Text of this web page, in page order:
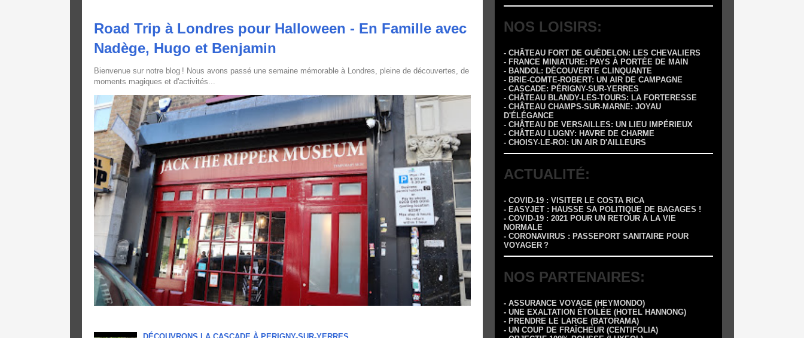
Road Trip à Londres pour Halloween - En Famille avec
Nadège, Hugo et Benjamin
Bienvenue sur notre blog ! Nous avons passé une semaine mémorable à Londres, pleine de découvertes, de
moments magiques et d'activités...
NOS LOISIRS:
- CHÂTEAU FORT DE GUÉDELON: LES CHEVALIERS
- FRANCE MINIATURE: PAYS À PORTÉE DE MAIN
- BANDOL: DÉCOUVERTE CLINQUANTE
- BRIE-COMTE-ROBERT: UN AIR DE CAMPAGNE
- CASCADE: PÉRIGNY-SUR-YERRES
- CHÂTEAU BLANDY-LES-TOURS: LA FORTERESSE
- CHÂTEAU CHAMPS-SUR-MARNE: JOYAU
D'ÉLÉGANCE
- CHÂTEAU DE VERSAILLES: UN LIEU IMPÉRIEUX
- CHÂTEAU LUGNY: HAVRE DE CHARME
- CHOISY-LE-ROI: UN AIR D'AILLEURS
ACTUALITÉ:
- COVID-19 : VISITER LE COSTA RICA
- EASYJET : HAUSSE SA POLITIQUE DE BAGAGES !
- COVID-19 : 2021 POUR UN RETOUR À LA VIE
NORMALE
- CORONAVIRUS : PASSEPORT SANITAIRE POUR
VOYAGER ?
NOS PARTENAIRES:
- ASSURANCE VOYAGE (HEYMONDO)
- UNE EXALTATION ÉTOILÉE (HOTEL HANNONG)
- PRENDRE LE LARGE (BATORAMA)
- UN COUP DE FRAÎCHEUR (CENTIFOLIA)